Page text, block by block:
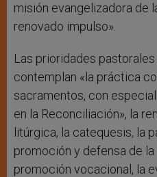
misión evangelizadora de
renovado impulso».
Las prioridades
contemplan «la práctica
sacramentos, con
en la Reconciliación», la
litúrgica, la catequesis, la
promoción y defensa de la
promoción vocacional, la